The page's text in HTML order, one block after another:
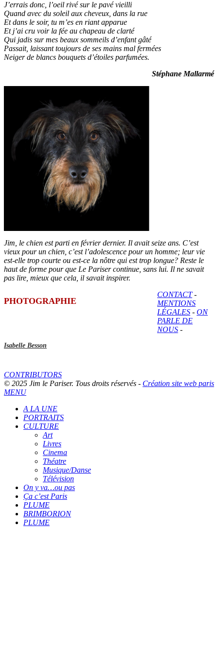
J’errais donc, l’oeil rivé sur le pavé vieilli
Quand avec du soleil aux cheveux, dans la rue
Et dans le soir, tu m’es en riant apparue
Et j’ai cru voir la fée au chapeau de clarté
Qui jadis sur mes beaux sommeils d’enfant gâté
Passait, laissant toujours de ses mains mal fermées
Neiger de blancs bouquets d’étoiles parfumées.
Stéphane Mallarmé
Jim, le chien est parti en février dernier. Il avait seize ans. C’est
vieux pour un chien, c’est l’adolescence pour un homme; leur vie
est-elle trop courte ou est-ce la nôtre qui est trop longue? Reste le
haut de forme pour que Le Pariser continue, sans lui. Il ne savait
pas lire, mieux que cela, il savait inspirer.
PHOTOGRAPHIE
Isabelle Besson
CONTACT-
MENTIONS
LÉGALES - ON
PARLE DE
NOUS -
CONTRIBUTORS
© 2025 Jim le Pariser. Tous droits réservés - Création site web paris
MENU
A LA UNE
PORTRAITS
CULTURE
Art
Livres
Cinema
Théatre
Musique/Danse
Télévision
On y va…ou pas
Ça c’est Paris
PLUME
BRIMBORION
PLUME